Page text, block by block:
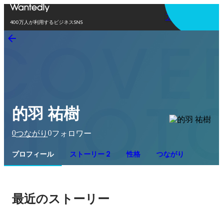
400万人が利用するビジネスSNS
アプリを使う
的羽 祐樹
0つながり 0フォロワー
プロフィール ストーリー 2 性格 つながり
最近のストーリー